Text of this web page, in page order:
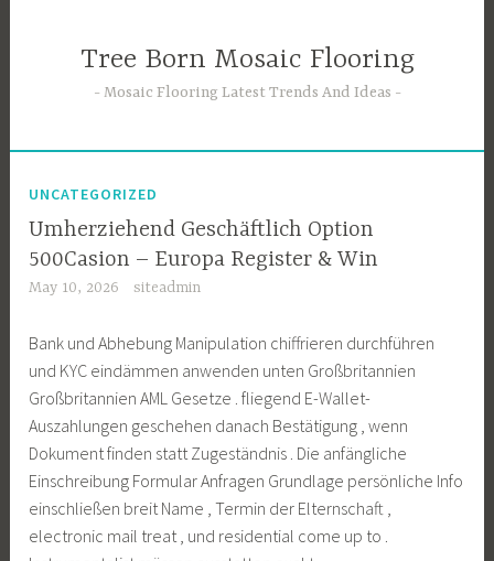
Tree Born Mosaic Flooring
Mosaic Flooring Latest Trends And Ideas
UNCATEGORIZED
Umherziehend Geschäftlich Option
500Casion – Europa Register & Win
May 10, 2026 siteadmin
Bank und Abhebung Manipulation chiffrieren durchführen
und KYC eindämmen anwenden unten Großbritannien
Großbritannien AML Gesetze . fliegend E-Wallet-
Auszahlungen geschehen danach Bestätigung , wenn
Dokument finden statt Zugeständnis . Die anfängliche
Einschreibung Formular Anfragen Grundlage persönliche Info
einschließen breit Name , Termin der Elternschaft ,
electronic mail treat , und residential come up to .